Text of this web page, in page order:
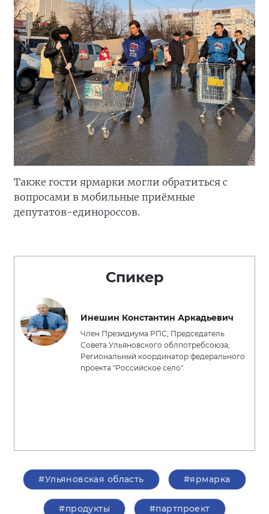
Также гости ярмарки могли обратиться с
вопросами в мобильные приёмные
депутатов-единороссов.
Спикер
Инешин Константин Аркадьевич
Член Президиума РПС; Председатель
Совета Ульяновского облпотребсоюза;
Региональный координатор федерального
проекта "Российское село".
#Ульяновская область #ярмарка
#продукты #партпроект